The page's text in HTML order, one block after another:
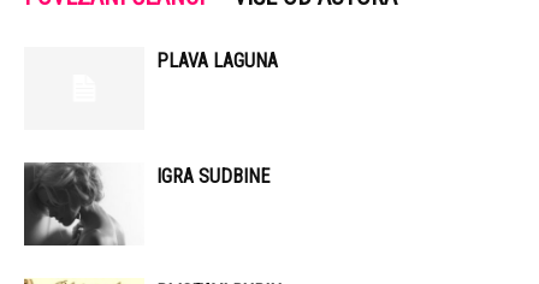
PLAVA LAGUNA
IGRA SUDBINE